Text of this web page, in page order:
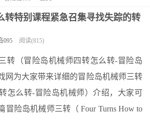
转特别课程紧急召集寻找失踪的转
095 阅读(815)
转（冒险岛机械师四转怎么转-冒险岛
网为大家带来详细的冒险岛机械师三转
怎么转-冒险岛机械师）介绍，大家可
冒险岛机械师三转（ Four Turns How to